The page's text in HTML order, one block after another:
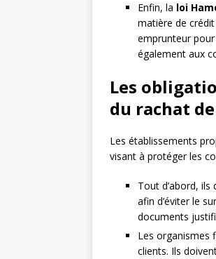
Enfin, la loi
matière de
emprunteur
également aux
Les
du rachat
Les établissements
visant à protéger les
Tout d’abord,
afin d’éviter le
documents
Les organismes
clients. Ils